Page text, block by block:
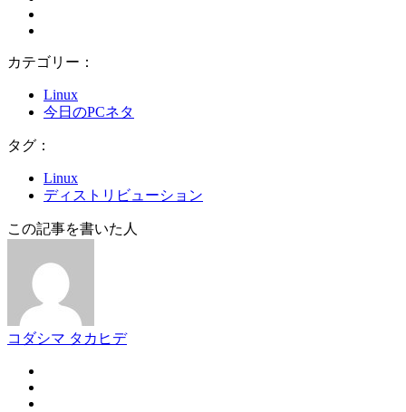
カテゴリー：
Linux
今日のPCネタ
タグ：
Linux
ディストリビューション
この記事を書いた人
コダシマ タカヒデ